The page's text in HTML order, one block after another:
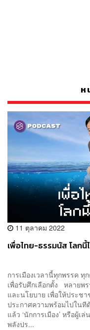
ห
11 ตุลาคม 2022
เพื่อไทย-ธรรมนัส โลกนี้
การเมืองเวลานี้ทุกพรรค
เพื่อรับศึกเลือกตั้ง หลายพ
และนโยบาย เพื่อให้ประ
ประกาศความพร้อมไปในที
แล้ว ‘นักการเมือง’ หรือผู้เ
พลังปร...